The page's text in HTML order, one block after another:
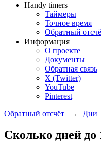
Handy timers
Таймеры
Точное время
Обратный
Информация
О проекте
Документы
Обратная связь
X (Twitter)
YouTube
Pinterest
Обратный отсчёт
→ Дни
Сколько дней до